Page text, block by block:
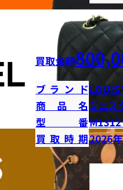
買取金額
ブランドLOUIS
商品名 ミニス
型番
買取時期2026